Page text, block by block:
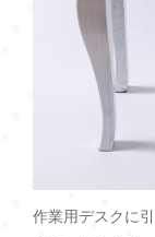
作業用デスクに